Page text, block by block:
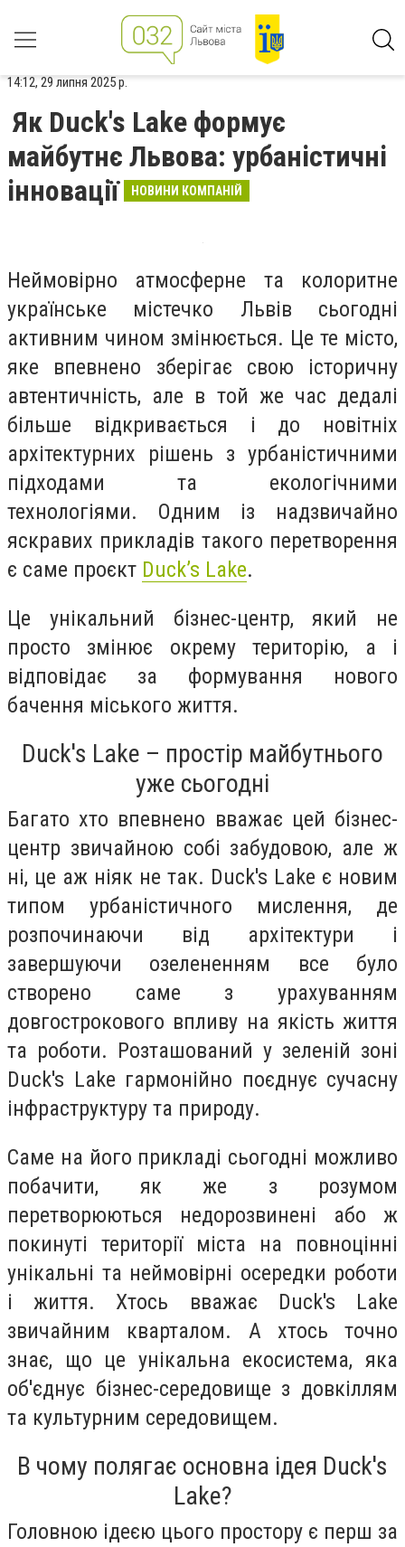
14:12, 29 липня 2025 р.
Як Duck's Lake формує
майбутнє Львова: урбаністичні
інновації
НОВИНИ КОМПАНІЙ
Неймовірно атмосферне та колоритне
українське містечко Львів сьогодні
активним чином змінюється. Це те місто,
яке впевнено зберігає свою історичну
автентичність, але в той же час дедалі
більше відкривається і до новітніх
архітектурних рішень з урбаністичними
підходами та екологічними
технологіями. Одним із надзвичайно
яскравих прикладів такого перетворення
є саме проєкт Duck’s Lake.
Це унікальний бізнес-центр, який не
просто змінює окрему територію, а і
відповідає за формування нового
бачення міського життя.
Duck's Lake – простір майбутнього
уже сьогодні
Багато хто впевнено вважає цей бізнес-
центр звичайною собі забудовою, але ж
ні, це аж ніяк не так. Duck's Lake є новим
типом урбаністичного мислення, де
розпочинаючи від архітектури і
завершуючи озелененням все було
створено саме з урахуванням
довгострокового впливу на якість життя
та роботи. Розташований у зеленій зоні
Duck's Lake гармонійно поєднує сучасну
інфраструктуру та природу.
Саме на його прикладі сьогодні можливо
побачити, як же з розумом
перетворюються недорозвинені або ж
покинуті території міста на повноцінні
унікальні та неймовірні осередки роботи
і життя. Хтось вважає Duck's Lake
звичайним кварталом. А хтось точно
знає, що це унікальна екосистема, яка
об'єднує бізнес-середовище з довкіллям
та культурним середовищем.
В чому полягає основна ідея Duck's
Lake?
Головною ідеєю цього простору є перш за